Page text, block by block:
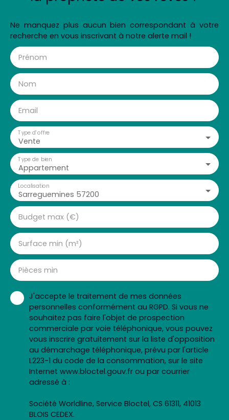
Ne manquez plus aucun bien correspondant à votre
recherche en vous inscrivant à notre alerte mail !
Prénom
Nom
Email
Vente
Type d'offre
Appartement
Type de bien
Sarreguemines 57200
Localisation
Budget max (€)
Surface min (m²)
Pièces min
J'accepte le traitement de mes données
personnelles conformément au RGPD. Si vous ne
souhaitez pas faire l'objet de prospection
commerciale par voie téléphonique, vous pouvez
vous inscrire gratuitement sur la liste d'opposition
au démarchage téléphonique, prévu par l'article
L223-1 du code de la consommation, sur le site
Internet www.bloctel.gouv.fr ou par courrier
adressé à :
Société Worldline, Service Bloctel, CS 61311, 41013
BLOIS CEDEX.